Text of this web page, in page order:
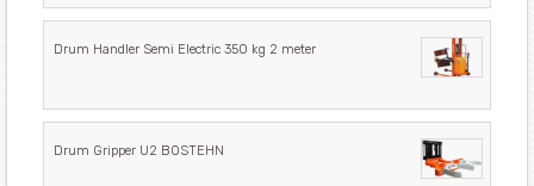
Drum Handler Semi Electric 350 kg 2 meter
Drum Gripper U2 BOSTEHN